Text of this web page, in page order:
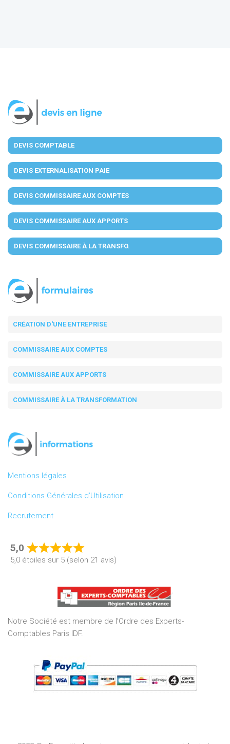
DEVIS COMPTABLE
DEVIS EXTERNALISATION PAIE
DEVIS COMMISSAIRE AUX COMPTES
DEVIS COMMISSAIRE AUX APPORTS
DEVIS COMMISSAIRE À LA TRANSFO.
CRÉATION D'UNE ENTREPRISE
COMMISSAIRE AUX COMPTES
COMMISSAIRE AUX APPORTS
COMMISSAIRE À LA TRANSFORMATION
Mentions légales
Conditions Générales d’Utilisation
Recrutement
5,0
Rated
of
5
5,0 étoiles sur 5 (selon 21 avis)
Notre Société est membre de l’Ordre des Experts-
Comptables Paris IDF.